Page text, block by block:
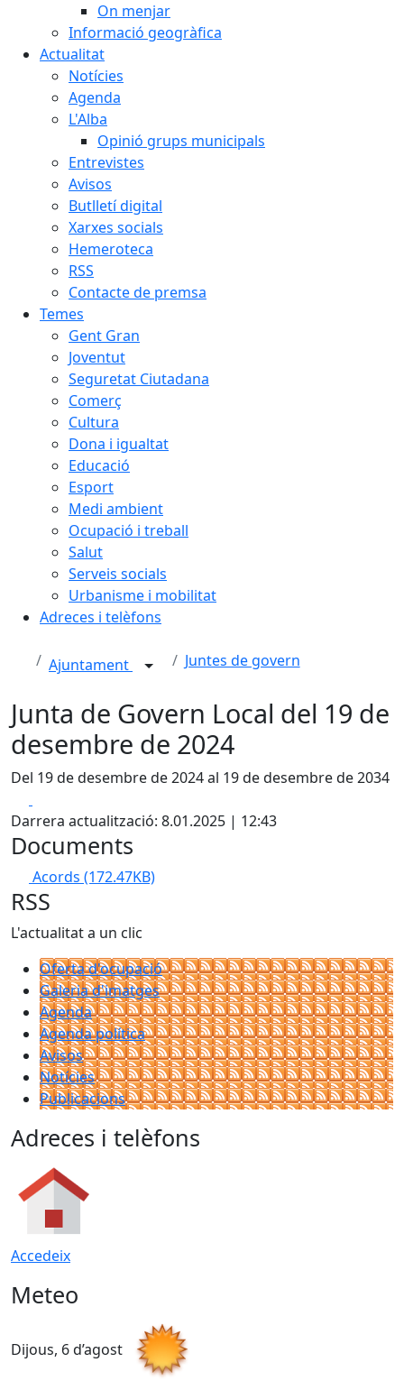
On menjar
Informació geogràfica
Actualitat
Notícies
Agenda
L'Alba
Opinió grups municipals
Entrevistes
Avisos
Butlletí digital
Xarxes socials
Hemeroteca
RSS
Contacte de premsa
Temes
Gent Gran
Joventut
Seguretat Ciutadana
Comerç
Cultura
Dona i igualtat
Educació
Esport
Medi ambient
Ocupació i treball
Salut
Serveis socials
Urbanisme i mobilitat
Adreces i telèfons
Ajuntament Juntes de govern
Junta de Govern Local del 19 de
desembre de 2024
Del 19 de desembre de 2024 al 19 de desembre de 2034
Darrera actualització: 8.01.2025 | 12:43
Documents
Acords (172.47KB)
RSS
L'actualitat a un clic
Oferta d'ocupació
Galeria d'imatges
Agenda
Agenda política
Avisos
Notícies
Publicacions
Adreces i telèfons
Accedeix
Meteo
Dijous, 6 d’agost